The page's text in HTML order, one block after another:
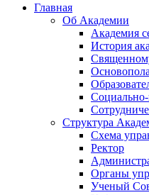
Главная
Об Академии
Академия
История
Социально-
Структура
Схема
Ректор
Органы
Ученый